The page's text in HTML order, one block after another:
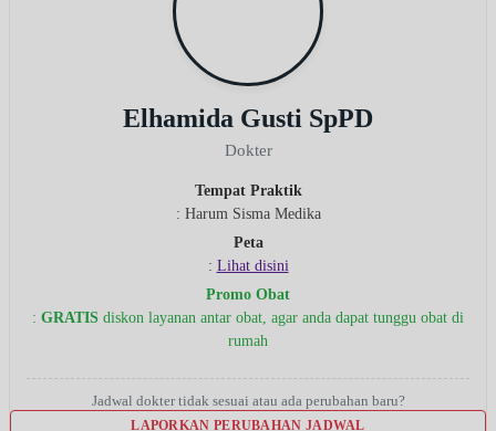
Elhamida Gusti SpPD
Dokter
Tempat Praktik
: Harum Sisma Medika
Peta
: Lihat disini
Promo Obat
: GRATIS diskon layanan antar obat, agar anda dapat tunggu obat di
rumah
Jadwal dokter tidak sesuai atau ada perubahan baru?
LAPORKAN PERUBAHAN JADWAL